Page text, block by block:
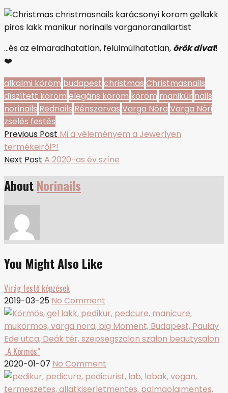
…és az elmaradhatatlan, felülmúlhatatlan, örök divat!
❤️
alkalmi köröm budapest christmas Christmasnails
díszített köröm elegáns köröm köröm manikűr nails
norinails Rednails Rénszarvas Varga Nóra Varga Nóri
zselés festés
Bejegyzés
navigáció
Previous Post Previous
Mi a véleményem a Jewerlyen
termékeiről?!
Next Post Next
A 2020-as év színe
AboutNorinails
You Might Also Like
Virág festő képzések
2019-03-25 No Comment
„A Körmös”
2020-01-07 No Comment